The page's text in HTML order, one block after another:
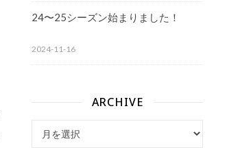
24〜25シーズン始まりました！
2024-11-16
ARCHIVE